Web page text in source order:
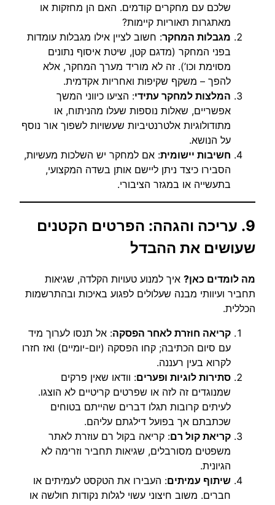
שלכם עם מחקרים קודמים. האם הן מחזקות או
מאתגרות תאוריות קיימות?
מגבלות המחקר: חשוב לציין אילו מגבלות עומדות
בפני המחקר (מדגם קטן, שיטת איסוף נתונים
מסוימת וכו’). זה לא מוריד מערך המחקר, אלא
להפך – משקף שקיפות ואחריות אקדמית.
המלצות למחקר עתידי: הציעו כיווני המשך
אפשריים, שאלות נוספות שעלו מהניתוח, או
מתודולוגיות אלטרנטיביות שעשויות לשפוך אור נוסף
על הנושא.
חשיבות יישומית: אם למחקר יש השלכות מעשיות,
הסבירו כיצד ניתן ליישם אותן בשדה המקצועי,
בתעשייה או במגזר הציבורי.
9. עריכה והגהה: הפרטים הקטנים
שעושים את ההבדל
מה לומדים כאן? איך למנוע טעויות הקלדה, שגיאות
תחביר ועיוותי מבנה שעלולים לפגוע באיכות ובהתרשמות
הכללית.
קריאה חוזרת לאחר הפסקה: אל תנסו לערוך מיד
עם סיום הכתיבה; קחו הפסקה (יום-יומיים) ואז חזרו
לקרוא בעין רעננה.
סתירות לוגיות ופערים: וודאו שאין פרקים
שמנוגדים זה לזה או שפרטים קריטיים לא הוצגו.
לעיתים קרובות תגלו דברים שהייתם בטוחים
שכתבתם אך בפועל דילגתם עליהם.
קריאת קול רם: קריאה בקול רם עוזרת לאתר
משפטים מסורבלים, שגיאות תחביר וזרימה לא
הגיונית.
שיתוף עמיתים: העבירו את הטקסט לעמיתים או
חברים. משוב חיצוני עשוי לגלות נקודות חולשה או